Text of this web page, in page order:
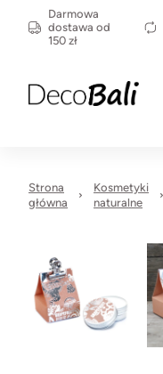
Darmowa
dostawa od
150 zł
Strona
główna
Kosmetyki
naturalne